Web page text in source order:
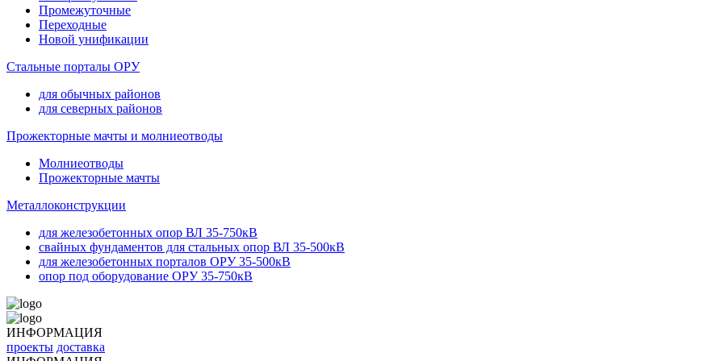
Промежуточные
Переходные
Новой унификации
Стальные порталы ОРУ
для обычных районов
для северных районов
Прожекторные мачты и молниеотводы
Молниеотводы
Прожекторные мачты
Металлоконструкции
для железобетонных опор ВЛ 35-750кВ
свайных фундаментов для стальных опор ВЛ 35-500кВ
для железобетонных порталов ОРУ 35-500кВ
опор под оборудование ОРУ 35-750кВ
ИНФОРМАЦИЯ
проекты доставка